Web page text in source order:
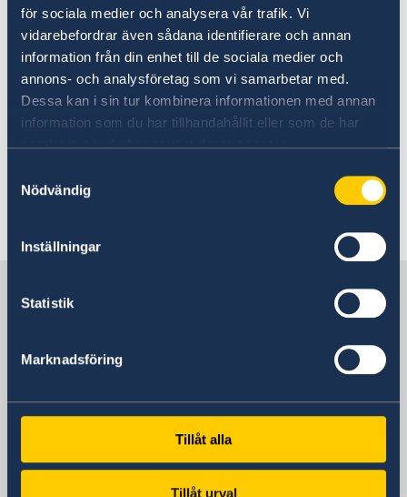
för sociala medier och analysera vår trafik. Vi
vidarebefordrar även sådana identifierare och annan
information från din enhet till de sociala medier och
annons- och analysföretag som vi samarbetar med.
Dessa kan i sin tur kombinera informationen med annan
information som du har tillhandahållit eller som de har
samlat in när du har använt deras tjänster.
Nödvändig
Inställningar
Statistik
Marknadsföring
Tillåt alla
Tillåt urval
WHO: Spridning av mpox är ett internationell
hälsohot - Folkhälsomyndigheten
-
Sjukdomsinformation om mpox -
Folkhälsomyndigheten
Sverige i Moçambique
Sveriges Ambassad
Moçambique, Maputo
Svenska konsulat